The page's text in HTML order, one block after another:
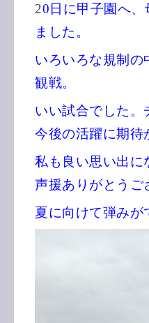
20日に甲子園へ
ました。
いろいろな規制の
観戦。
いい試合でした。
今後の活躍に期待
私も良い思い出に
声援ありがとうご
夏に向けて弾みが